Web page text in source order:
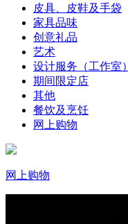
皮具、皮鞋及手袋
家具品味
创意礼品
艺术
设计服务（工作室）
期间限定店
其他
餐饮及烹饪
网上购物
网上购物